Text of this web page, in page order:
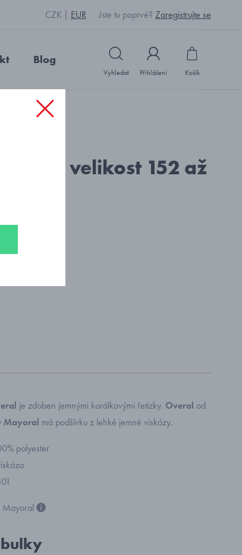
CZK EUR Jste tu poprvé? Zaregistrujte se
Blog
Vyhledat Přihlášení Košík
letní velikost 152 až
je zdoben jemnými korálkovými řetízky. Overal od
Mayoral má podšívku z lehké jemné viskózy.
polyester
Mayoral